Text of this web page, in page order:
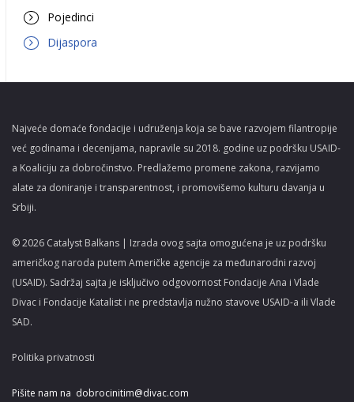
Pojedinci
Dijaspora
Najveće domaće fondacije i udruženja koja se bave razvojem filantropije
već godinama i decenijama, napravile su 2018. godine uz podršku USAID-
a Koaliciju za dobročinstvo. Predlažemo promene zakona, razvijamo
alate za doniranje i transparentnost, i promovišemo kulturu davanja u
Srbiji.
© 2026 Catalyst Balkans | Izrada ovog sajta omogućena je uz podršku
američkog naroda putem Američke agencije za međunarodni razvoj
(USAID). Sadržaj sajta je isključivo odgovornost Fondacije Ana i Vlade
Divac i Fondacije Katalist i ne predstavlja nužno stavove USAID-a ili Vlade
SAD.
Politika privatnosti
Pišite nam na dobrocinitim@divac.com